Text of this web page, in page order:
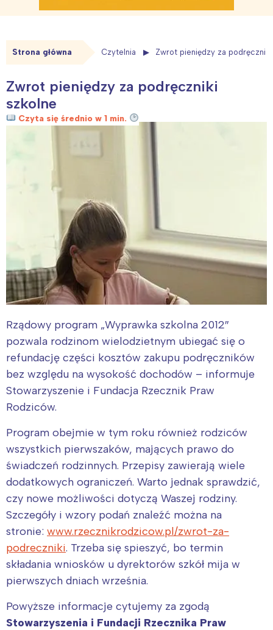
Strona główna Czytelnia Zwrot pieniędzy za
Zwrot pieniędzy za podręczniki
szkolne
Czyta się średnio w 1 min.
Rządowy program „Wyprawka szkolna 2012″
pozwala rodzinom wielodzietnym ubiegać się o
refundację części kosztów zakupu podręczników
bez względu na wysokość dochodów – informuje
Stowarzyszenie i Fundacja Rzecznik Praw
Rodziców.
Program obejmie w tym roku również rodziców
wszystkich pierwszaków, mających prawo do
świadczeń rodzinnych. Przepisy zawierają wiele
dodatkowych ograniczeń. Warto jednak sprawdzić,
czy nowe możliwości dotyczą Waszej rodziny.
Szczegóły i wzory podań znaleźć można na
stronie: www.rzecznikrodzicow.pl/zwrot-za-
podreczniki. Trzeba się spieszyć, bo termin
składania wniosków u dyrektorów szkół mija w
pierwszych dniach września.
Powyższe informacje cytujemy za zgodą
Stowarzyszenia i Fundacji Rzecznika Praw